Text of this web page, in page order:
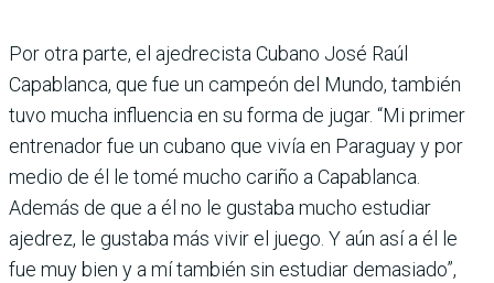
Por otra parte, el ajedrecista Cubano José Raúl
Capablanca, que fue un campeón del Mundo, también
tuvo mucha influencia en su forma de jugar. “Mi primer
entrenador fue un cubano que vivía en Paraguay y por
medio de él le tomé mucho cariño a Capablanca.
Además de que a él no le gustaba mucho estudiar
ajedrez, le gustaba más vivir el juego. Y aún así a él le
fue muy bien y a mí también sin estudiar demasiado”,